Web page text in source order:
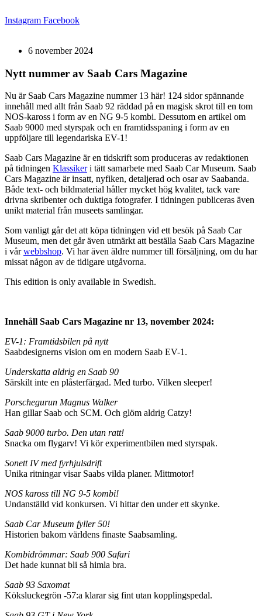
till
Instagram Facebook
6 november 2024
Nytt nummer av Saab Cars Magazine
Nu är Saab Cars Magazine nummer 13 här! 124 sidor spännande
innehåll med allt från Saab 92 räddad på en magisk skrot till en tom
NOS-kaross i form av en NG 9-5 kombi. Dessutom en artikel om
Saab 9000 med styrspak och en framtidsspaning i form av en
uppföljare till legendariska EV-1!
Saab Cars Magazine är en tidskrift som produceras av redaktionen
på tidningen Klassikeri tätt samarbete med Saab Car Museum. Saab
Cars Magazine är insatt, nyfiken, detaljerad och osar av Saabanda.
Både text- och bildmaterial håller mycket hög kvalitet, tack vare
drivna skribenter och duktiga fotografer. I tidningen publiceras även
unikt material från museets samlingar.
Som vanligt går det att köpa tidningen vid ett besök på Saab Car
Museum, men det går även utmärkt att beställa Saab Cars Magazine
i vårwebbshop. Vi har även äldre nummer till försäljning, om du har
missat någon av de tidigare utgåvorna.
This edition is only available in Swedish.
Innehåll Saab Cars Magazine nr 13, november 2024:
EV-1: Framtidsbilen på nytt
Saabdesignerns vision om en modern Saab EV-1.
Underskatta aldrig en Saab 90
Särskilt inte en plåsterfärgad. Med turbo. Vilken sleeper!
Porschegurun Magnus Walker
Han gillar Saab och SCM. Och glöm aldrig Catzy!
Saab 9000 turbo. Den utan ratt!
Snacka om flygarv! Vi kör experimentbilen med styrspak.
Sonett IV med fyrhjulsdrift
Unika ritningar visar Saabs vilda planer. Mittmotor!
NOS kaross till NG 9-5 kombi!
Undanställd vid konkursen. Vi hittar den under ett skynke.
Saab Car Museum fyller 50!
Historien bakom världens finaste Saabsamling.
Kombidrömmar: Saab 900 Safari
Det hade kunnat bli så himla bra.
Saab 93 Saxomat
Köksluckegrön -57:a klarar sig fint utan kopplingspedal.